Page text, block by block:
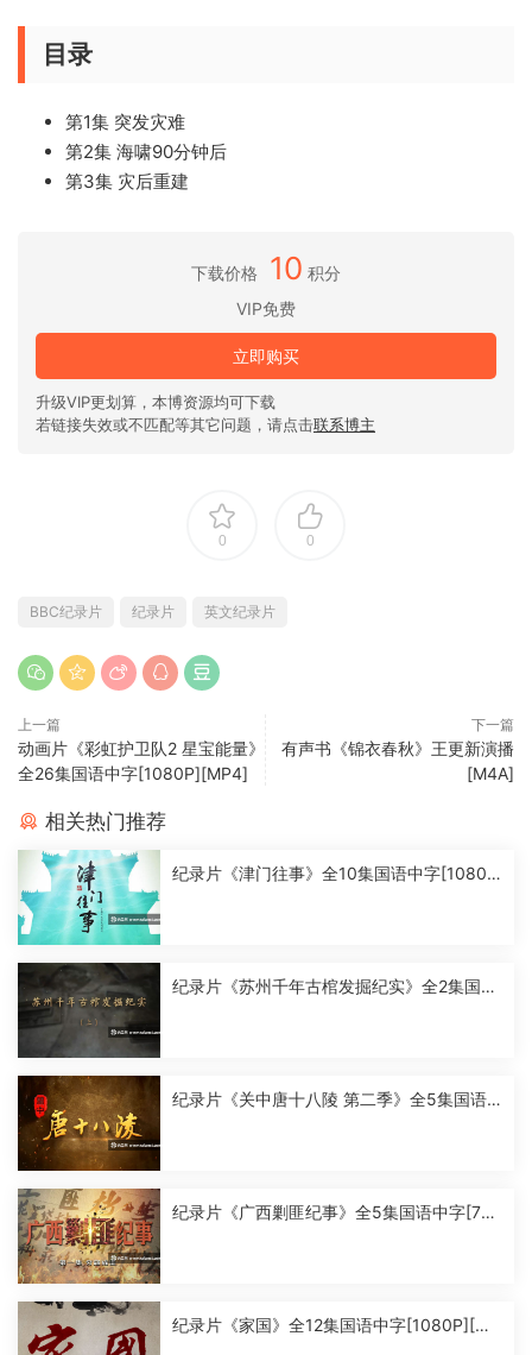
目录
第1集 突发灾难
第2集 海啸90分钟后
第3集 灾后重建
下载价格 10 积分
VIP免费
立即购买
升级VIP更划算，本博资源均可下载
若链接失效或不匹配等其它问题，请点击联系博主
0 0
BBC纪录片 纪录片 英文纪录片
上一篇
动画片《彩虹护卫队2 星宝能量》
全26集国语中字[1080P][MP4]
下一篇
有声书《锦衣春秋》王更新演播
[M4A]
相关热门推荐
纪录片《津门往事》全10集国语中字[1080
纪录片《苏州千年古棺发掘纪实》全2集国语
纪录片《关中唐十八陵 第二季》全5集国语
纪录片《广西剿匪纪事》全5集国语中字[720
纪录片《家国》全12集国语中字[1080P][MP